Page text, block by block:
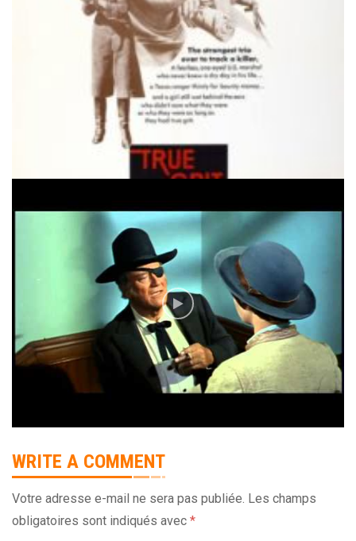
WRITE A COMMENT
Votre adresse e-mail ne sera pas publiée. Les champs
obligatoires sont indiqués avec *